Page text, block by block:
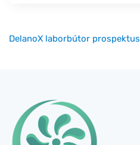
DelanoX laborbútor prospektus